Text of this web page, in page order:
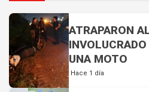
ATRAPARON
UNA MOTO
Hace 1 día